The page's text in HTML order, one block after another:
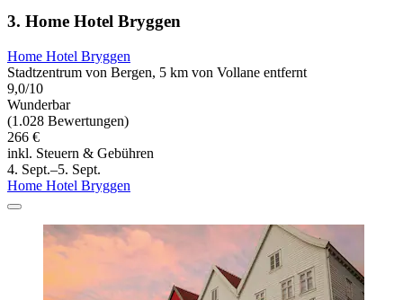
3. Home Hotel Bryggen
Home Hotel Bryggen
Stadtzentrum von Bergen, 5 km von Vollane entfernt
9,0/10
Wunderbar
(1.028 Bewertungen)
266 €
inkl. Steuern & Gebühren
4. Sept.–5. Sept.
Home Hotel Bryggen